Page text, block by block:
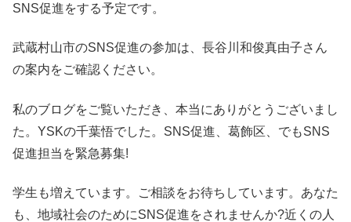
SNS促進をする予定です。
武蔵村山市のSNS促進の参加は、長谷川和俊真由子さん
の案内をご確認ください。
私のブログをご覧いただき、本当にありがとうございまし
た。YSKの千葉悟でした。SNS促進、葛飾区、でもSNS
促進担当を緊急募集!
学生も増えています。ご相談をお待ちしています。あなた
も、地域社会のためにSNS促進をされませんか?近くの人